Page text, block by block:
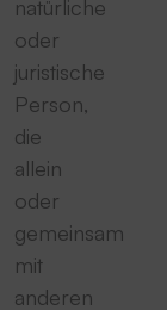
natürliche
oder
juristische
Person,
die
allein
oder
gemeinsam
mit
anderen